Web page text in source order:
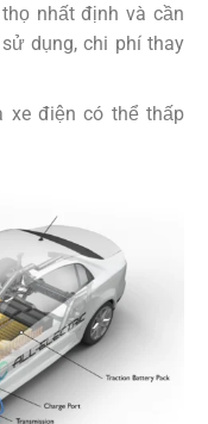
nhất định và cần
dụng, chi phí thay
xe điện có thể thấp